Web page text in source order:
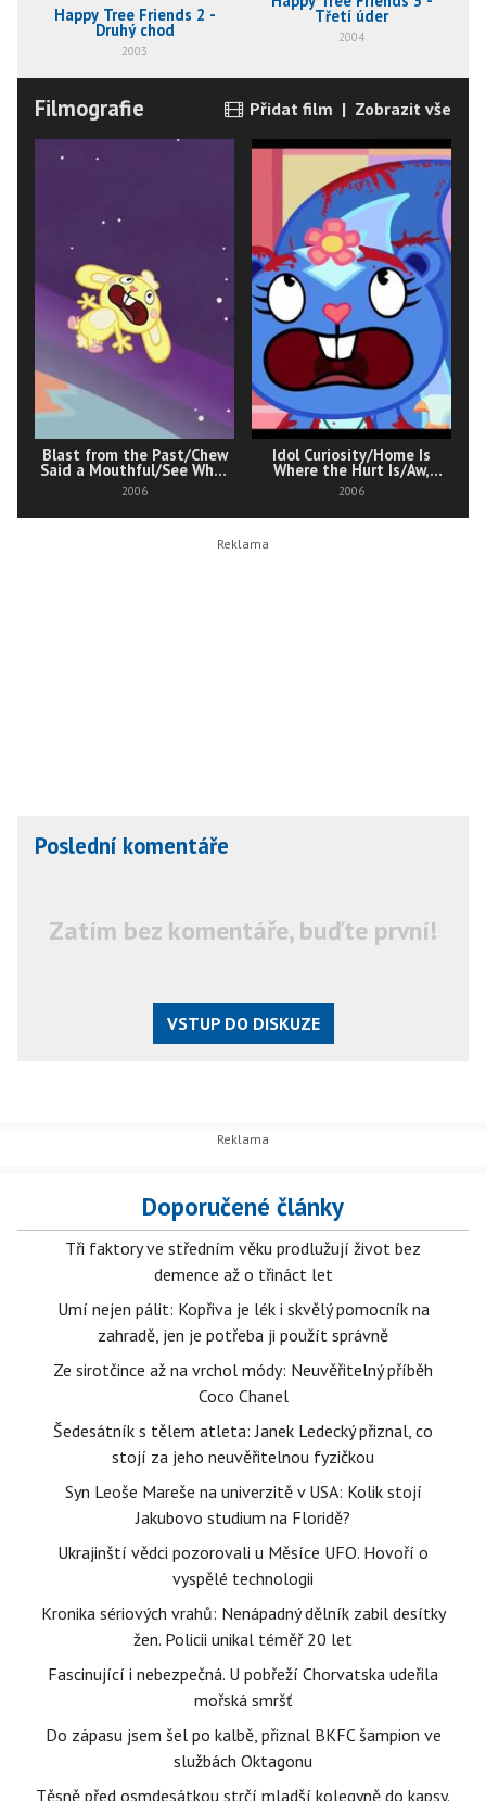
Happy Tree Friends 2 -
Druhý chod
2003
Třetí úder
2004
Filmografie Přidat film | Zobrazit vše
Blast from the Past/Chew
Said a Mouthful/See What
Develops
2006
Idol Curiosity/Home Is
Where the Hurt Is/Aw,
Shucks!
2006
Poslední komentáře
Zatím bez komentáře, buďte první!
VSTUP DO DISKUZE
Doporučené články
Tři faktory ve středním věku prodlužují život bez
demence až o třináct let
Umí nejen pálit: Kopřiva je lék i skvělý pomocník na
zahradě, jen je potřeba ji použít správně
Ze sirotčince až na vrchol módy: Neuvěřitelný příběh
Coco Chanel
Šedesátník s tělem atleta: Janek Ledecký přiznal, co
stojí za jeho neuvěřitelnou fyzičkou
Syn Leoše Mareše na univerzitě v USA: Kolik stojí
Jakubovo studium na Floridě?
Ukrajinští vědci pozorovali u Měsíce UFO. Hovoří o
vyspělé technologii
Kronika sériových vrahů: Nenápadný dělník zabil desítky
žen. Policii unikal téměř 20 let
Fascinující i nebezpečná. U pobřeží Chorvatska udeřila
mořská smršť
Do zápasu jsem šel po kalbě, přiznal BKFC šampion ve
službách Oktagonu
Těsně před osmdesátkou strčí mladší kolegyně do kapsy.